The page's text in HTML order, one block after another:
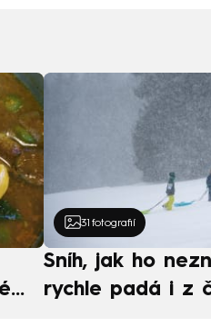
31 fotografií
Sníh, jak ho
rychle padá i z